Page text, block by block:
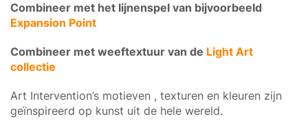
Combineer met het lijnenspel van bijvoorbeeld
Expansion Point
Combineer met weeftextuur van de Light Art
collectie
Art Intervention’s motieven , texturen en kleuren zijn
geïnspireerd op kunst uit de hele wereld.